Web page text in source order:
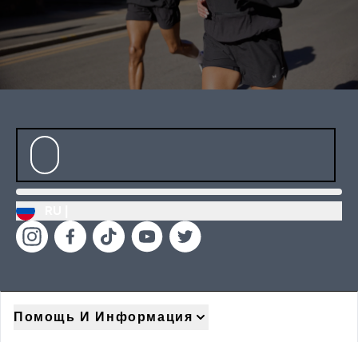
Помощь И Информация